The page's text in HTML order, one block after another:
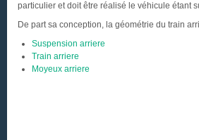
particulier et doit être réalisé le véhicule étant
De part sa conception, la géométrie du train
Suspension arriere
Train arriere
Moyeux arriere